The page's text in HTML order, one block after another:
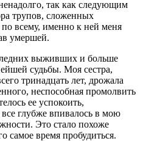
так как следующим
трупов, сложенных
всему, именно к ней меня
умершей.
выживших и больше
судьбы. Моя сестра,
тринадцать лет, дрожала
неспособная промолвить
ее успокоить,
глубже впивалось в мою
Это стало похоже
самое время пробудиться.